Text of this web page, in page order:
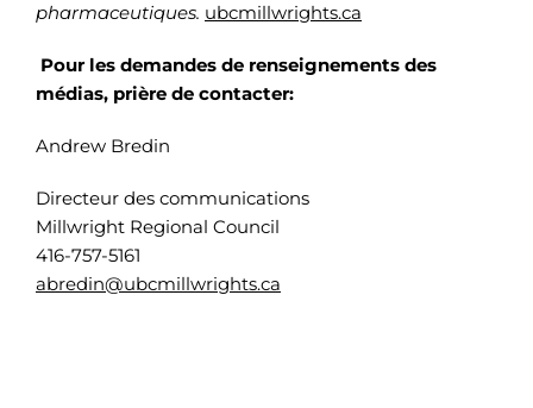
pharmaceutiques. ubcmillwrights.ca
Pour les demandes de renseignements des
médias, prière de contacter:
Andrew Bredin
Directeur des communications
Millwright Regional Council
416-757-5161
abredin@ubcmillwrights.ca